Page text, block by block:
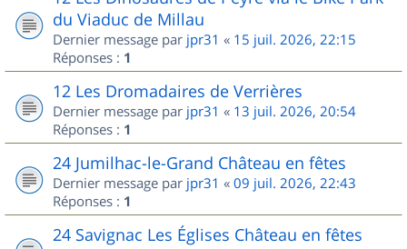
du Viaduc de Millau
Dernier message par jpr31 « 15 juil. 2026, 22:15
Réponses : 1
12 Les Dromadaires de Verrières
Dernier message par jpr31 « 13 juil. 2026, 20:54
Réponses : 1
24 Jumilhac-le-Grand Château en fêtes
Dernier message par jpr31 « 09 juil. 2026, 22:43
Réponses : 1
24 Savignac Les Églises Château en fêtes